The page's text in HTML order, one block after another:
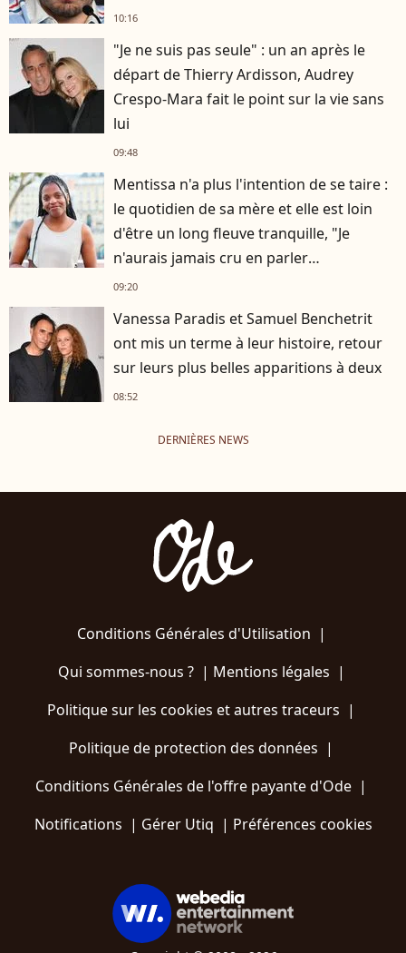
10:16
"Je ne suis pas seule" : un an après le
départ de Thierry Ardisson, Audrey
Crespo-Mara fait le point sur la vie sans
lui
09:48
Mentissa n'a plus l'intention de se taire :
le quotidien de sa mère et elle est loin
d'être un long fleuve tranquille, "Je
n'aurais jamais cru en parler
publiquement"
09:20
Vanessa Paradis et Samuel Benchetrit
ont mis un terme à leur histoire, retour
sur leurs plus belles apparitions à deux
08:52
DERNIÈRES NEWS
Conditions Générales d'Utilisation |
Qui sommes-nous ?| Mentions légales |
Politique sur les cookies et autres traceurs |
Politique de protection des données |
Conditions Générales de l'offre payante d'Ode |
Notifications | Gérer Utiq | Préférences cookies